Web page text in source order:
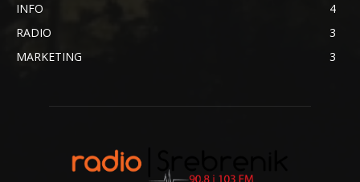
INFO
4
RADIO
3
MARKETING
3